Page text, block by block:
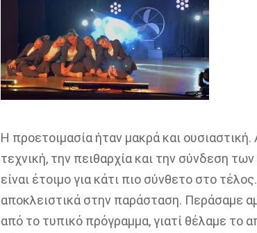
Η προετοιμασία ήταν μακρά και
τεχνική, την πειθαρχία και την σύνδεση
είναι έτοιμο για κάτι πιο σύνθετο στο
αποκλειστικά στην παράσταση. Περάσαμε
από το τυπικό πρόγραμμα, γιατί θέλαμε το